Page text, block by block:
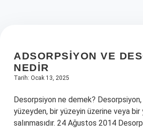
ADSORPSIYON VE
NEDIR
Tarih: Ocak 13, 2025
Desorpsiyon ne demek?
yüzeyden, bir yüzeyin üzerine veya
salınmasıdır. 24 Ağustos 2014